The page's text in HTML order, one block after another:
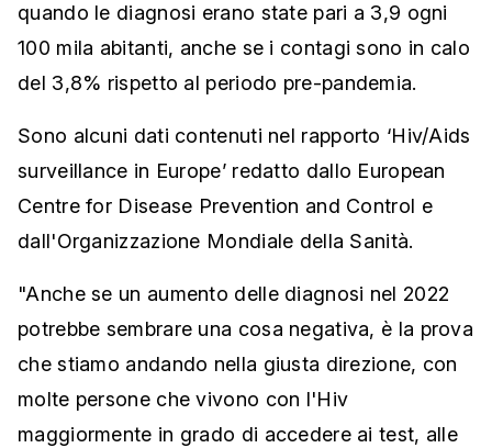
quando le diagnosi erano state pari a 3,9 ogni
100 mila abitanti, anche se i contagi sono in calo
del 3,8% rispetto al periodo pre-pandemia.
Sono alcuni dati contenuti nel rapporto ‘Hiv/Aids
surveillance in Europe’ redatto dallo European
Centre for Disease Prevention and Control e
dall'Organizzazione Mondiale della Sanità.
"Anche se un aumento delle diagnosi nel 2022
potrebbe sembrare una cosa negativa, è la prova
che stiamo andando nella giusta direzione, con
molte persone che vivono con l'Hiv
maggiormente in grado di accedere ai test, alle